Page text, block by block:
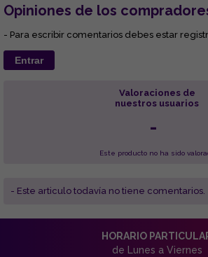
Opiniones de los
- Para escribir comentarios debes estar
Entrar
Valoraciones de
nuestros usuarios
-
Este producto no ha sido
- Este articulo todavía no tiene comentarios.
HORARIO
de Lunes a Viernes